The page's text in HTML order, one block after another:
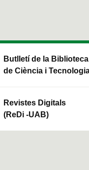
Butlletí de la Biblioteca
de Ciència i
Revistes Digitals
(ReDi -UAB)